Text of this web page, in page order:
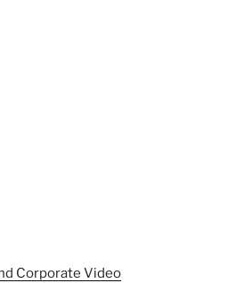
Corporate Video